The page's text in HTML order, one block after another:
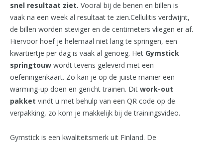
snel resultaat ziet. Vooral bij de benen en billen is
vaak na een week al resultaat te zien.Cellulitis verdwijnt,
de billen worden steviger en de centimeters vliegen er af.
Hiervoor hoef je helemaal niet lang te springen, een
kwartiertje per dag is vaak al genoeg. Het Gymstick
springtouw wordt tevens geleverd met een
oefeningenkaart. Zo kan je op de juiste manier een
warming-up doen en gericht trainen. Dit work-out
pakket vindt u met behulp van een QR code op de
verpakking, zo kom je makkelijk bij de trainingsvideo.
Gymstick is een kwaliteitsmerk uit Finland. De